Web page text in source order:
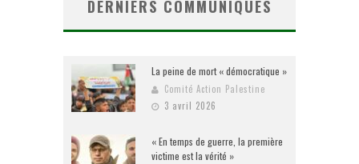
DERNIERS COMMUNIQUES
La peine de mort « démocratique »
Comité Action Palestine
3 avril 2026
« En temps de guerre, la première
victime est la vérité »